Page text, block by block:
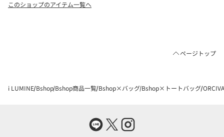
このショップのアイテム一覧へ
ページトップ
i LUMINE Bshop Bshop商品一覧 Bshop×バッグ Bshop×トートバッグ